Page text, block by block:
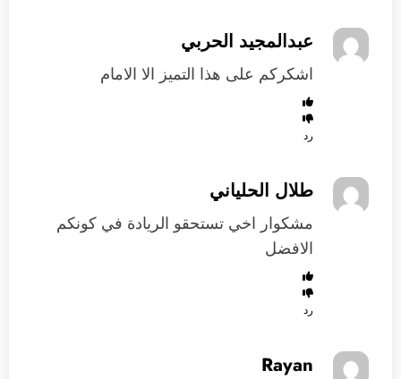
عبدالمجيد الحربي
اشكركم على هذا التميز الا الامام
رد
طلال الحلياني
مشكوار اخي تستحقو الريادة في كونكم
الافضل
رد
Rayan